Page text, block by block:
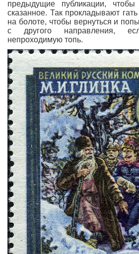
предыдущие публикации,
сказанное. Так прокладывают
на болоте, чтобы вернуться и
с другого направления,
непроходимую топь.